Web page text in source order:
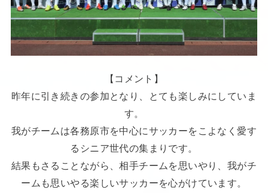
【コメント】
昨年に引き続きの参加となり、とても楽しみにしていま
す。
我がチームは各務原市を中心にサッカーをこよなく愛す
るシニア世代の集まりです。
結果もさることながら、相手チームを思いやり、我がチ
ームも思いやる楽しいサッカーを心がけています。